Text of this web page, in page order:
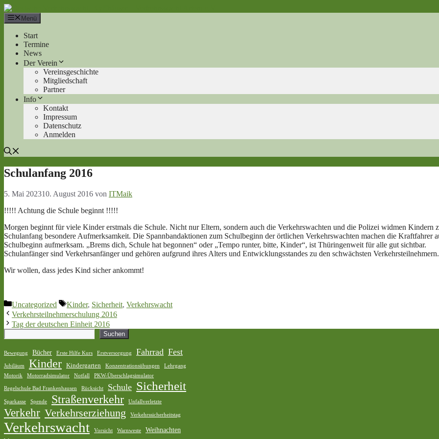
Zum
Inhalt
springen
Menü
Start
Termine
News
Der Verein
Vereinsgeschichte
Mitgliedschaft
Partner
Info
Kontakt
Impressum
Datenschutz
Anmelden
Schulanfang 2016
5. Mai 202310. August 2016 von ITMaik
!!!!! Achtung die Schule beginnt !!!!!
Morgen beginnt für viele Kinder erstmals die Schule. Nicht nur Eltern, sondern auch die Verkehrswachten und die Polizei widmen Kindern
Schulanfang besondere Aufmerksamkeit. Die Spannbandaktionen zum Schulbeginn der örtlichen Verkehrswachten machen die Kraftfahrer
Schulbeginn aufmerksam. „Brems dich, Schule hat begonnen“ oder „Tempo runter, bitte, Kinder“, ist Thüringenweit für alle gut sichtbar.
Schulanfänger sind Verkehrsanfänger und gehören aufgrund ihres Alters und Entwicklungsstandes zu den schwächsten Verkehrsteilnehmern.
Wir wollen, dass jedes Kind sicher ankommt!
Kategorien
Uncategorized Schlagwörter
Kinder, Sicherheit, Verkehrswacht
Verkehrsteilnehmerschulung 2016
Tag der deutschen Einheit 2016
Suchen
Suchen
Bewegung Bücher Erste Hilfe Kurs Erstversorgung Fahrrad Fest
Jubiläum Kinder Kindergarten Konzentrationsübungen
Lehrgang
Motorik
Motorradsimulator Notfall PKW-Überschlagsimulator
Regelschule Bad Frankenhausen Rücksicht Schule Sicherheit
Sparkasse Spende Straßenverkehr Unfallverletzte
Verkehr Verkehrserziehung Verkehrssicherheitstag
Verkehrswacht Vorsicht Warnweste Weihnachten